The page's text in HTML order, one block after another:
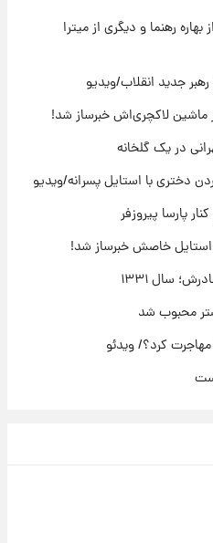
و بادوام ترین تانک جهان آشنا
رهنما و دیگری از میترا
رهبر جدید انقلاب/ویدیو
ماشین لاکچری‌اش خبرساز شد!
در یک گلخانه
دختری با استایل پسرانه/ویدیو
پارسا پیروزفر
و استایل خاصش خبرساز شد!
سال ۱۳۳۱
محبوب شد
کرد؟/ ویدئو